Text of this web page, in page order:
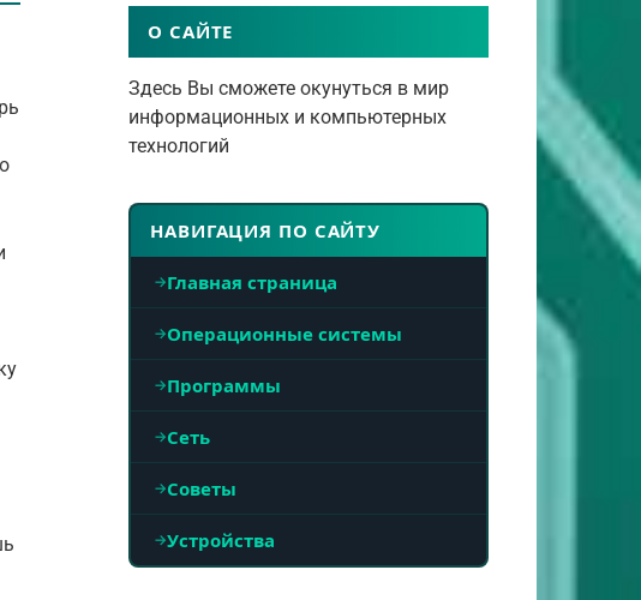
О САЙТЕ
Здесь Вы сможете окунуться в мир
информационных и компьютерных
технологий
НАВИГАЦИЯ ПО САЙТУ
Главная страница
Операционные системы
Программы
Сеть
Советы
Устройства